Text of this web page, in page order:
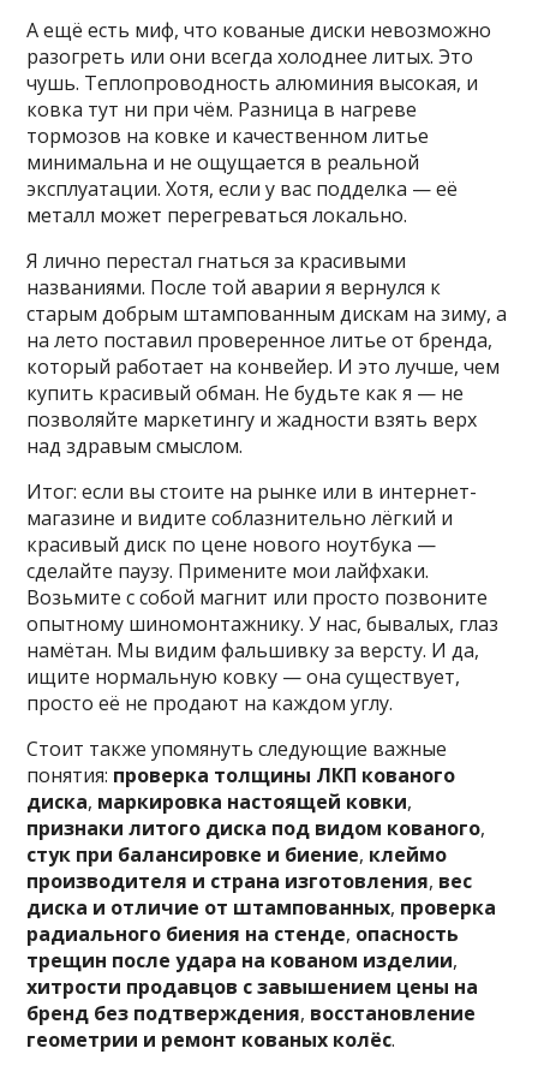
А ещё есть миф, что кованые диски невозможно
разогреть или они всегда холоднее литых. Это
чушь. Теплопроводность алюминия высокая, и
ковка тут ни при чём. Разница в нагреве
тормозов на ковке и качественном литье
минимальна и не ощущается в реальной
эксплуатации. Хотя, если у вас подделка — её
металл может перегреваться локально.
Я лично перестал гнаться за красивыми
названиями. После той аварии я вернулся к
старым добрым штампованным дискам на зиму, а
на лето поставил проверенное литье от бренда,
который работает на конвейер. И это лучше, чем
купить красивый обман. Не будьте как я — не
позволяйте маркетингу и жадности взять верх
над здравым смыслом.
Итог: если вы стоите на рынке или в интернет-
магазине и видите соблазнительно лёгкий и
красивый диск по цене нового ноутбука —
сделайте паузу. Примените мои лайфхаки.
Возьмите с собой магнит или просто позвоните
опытному шиномонтажнику. У нас, бывалых, глаз
намётан. Мы видим фальшивку за версту. И да,
ищите нормальную ковку — она существует,
просто её не продают на каждом углу.
Стоит также упомянуть следующие важные
понятия: проверка толщины ЛКП кованого
диска, маркировка настоящей ковки,
признаки литого диска под видом кованого,
стук при балансировке и биение, клеймо
производителя и страна изготовления, вес
диска и отличие от штампованных, проверка
радиального биения на стенде, опасность
трещин после удара на кованом изделии,
хитрости продавцов с завышением цены на
бренд без подтверждения, восстановление
геометрии и ремонт кованых колёс.